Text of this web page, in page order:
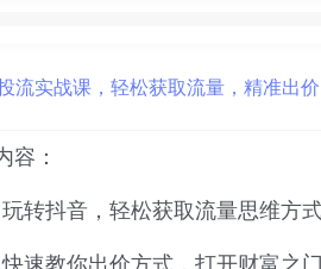
容：
转抖音，轻松获取流量思维方
速教你出价方式，打开财富之门